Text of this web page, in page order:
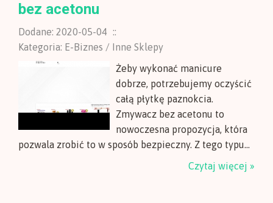
bez acetonu
Dodane: 2020-05-04 ::
Kategoria: E-Biznes / Inne Sklepy
Żeby wykonać manicure
dobrze, potrzebujemy oczyścić
całą płytkę paznokcia.
Zmywacz bez acetonu to
nowoczesna propozycja, która
pozwala zrobić to w sposób bezpieczny. Z tego typu...
Czytaj więcej »